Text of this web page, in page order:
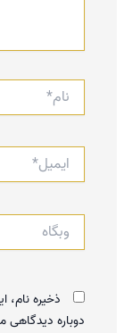
نام*
ایمیل*
وبگاه
ذخیره نام،
دوباره